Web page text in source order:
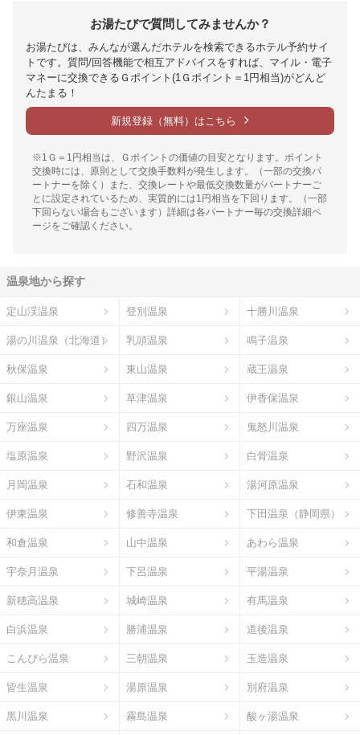
お湯たびで質問してみませんか？
お湯たびは、みんなが選んだホテルを検索できるホテル予約サイ
トです。質問/回答機能で相互アドバイスをすれば、マイル・電子
マネーに交換できるＧポイント(1Ｇポイント＝1円相当)がどんど
んたまる！
新規登録（無料）はこちら
※1Ｇ＝1円相当は、Ｇポイントの価値の目安となります。ポイント
交換時には、原則として交換手数料が発生します。（一部の交換パ
ートナーを除く）また、交換レートや最低交換数量がパートナーご
とに設定されているため、実質的には1円相当を下回ります。（一部
下回らない場合もございます）詳細は各パートナー毎の交換詳細ペ
ージをご確認ください。
温泉地から探す
定山渓温泉 登別温泉 十勝川温泉
湯の川温泉（北海道） 乳頭温泉 鳴子温泉
秋保温泉 東山温泉 蔵王温泉
銀山温泉 草津温泉 伊香保温泉
万座温泉 四万温泉 鬼怒川温泉
塩原温泉 野沢温泉 白骨温泉
月岡温泉 石和温泉 湯河原温泉
伊東温泉 修善寺温泉 下田温泉（静岡県）
和倉温泉 山中温泉 あわら温泉
宇奈月温泉 下呂温泉 平湯温泉
新穂高温泉 城崎温泉 有馬温泉
白浜温泉 勝浦温泉 道後温泉
こんぴら温泉 三朝温泉 玉造温泉
皆生温泉 湯原温泉 別府温泉
黒川温泉 霧島温泉 酸ヶ湯温泉